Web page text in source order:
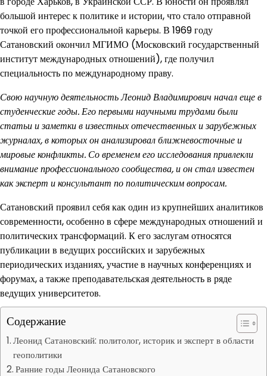
большой интерес к политике и истории, что стало отправной
точкой его профессиональной карьеры. В 1969 году
Сатановский окончил МГИМО (Московский государственный
институт международных отношений), где получил
специальность по международному праву.
Свою научную деятельность Леонид Владимирович начал еще в
студенческие годы. Его первыми научными трудами были
статьи и заметки в известных отечественных и зарубежных
журналах, в которых он анализировал ближневосточные и
мировые конфликты. Со временем его исследования привлекли
внимание профессионального сообщества, и он стал известен
как эксперт и консультант по политическим вопросам.
Сатановский проявил себя как один из крупнейших аналитиков
современности, особенно в сфере международных отношений и
политических трансформаций. К его заслугам относятся
публикации в ведущих российских и зарубежных
периодических изданиях, участие в научных конференциях и
форумах, а также преподавательская деятельность в ряде
ведущих университетов.
Содержание
Леонид Сатановский: политолог, историк и эксперт в области
геополитики
Ранние годы Леонида Сатановского